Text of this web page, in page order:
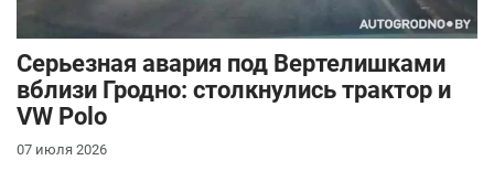
Серьезная авария под Вертелишками
вблизи Гродно: столкнулись трактор и
VW Polo
07 июля 2026